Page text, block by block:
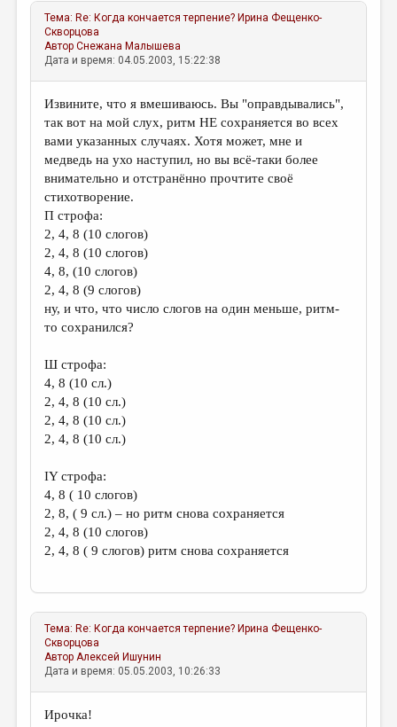
Тема: Re: Когда кончается терпение? Ирина Фещенко-
Скворцова
АвторСнежана Малышева
Дата и время: 04.05.2003, 15:22:38
Извините, что я вмешиваюсь. Вы "оправдывались",
так вот на мой слух, ритм НЕ сохраняется во всех
вами указанных случаях. Хотя может, мне и
медведь на ухо наступил, но вы всё-таки более
внимательно и отстранённо прочтите своё
стихотворение.
П строфа:
2, 4, 8 (10 слогов)
2, 4, 8 (10 слогов)
4, 8, (10 слогов)
2, 4, 8 (9 слогов)
ну, и что, что число слогов на один меньше, ритм-
то сохранился?
Ш строфа:
4, 8 (10 сл.)
2, 4, 8 (10 сл.)
2, 4, 8 (10 сл.)
2, 4, 8 (10 сл.)
IY строфа:
4, 8 ( 10 слогов)
2, 8, ( 9 сл.) – но ритм снова сохраняется
2, 4, 8 (10 слогов)
2, 4, 8 ( 9 слогов) ритм снова сохраняется
Тема: Re: Когда кончается терпение? Ирина Фещенко-
Скворцова
АвторАлексей Ишунин
Дата и время: 05.05.2003, 10:26:33
Ирочка!